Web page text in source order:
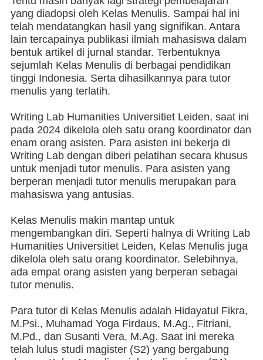
yang diadopsi oleh Kelas Menulis. Sampai hal ini
telah mendatangkan hasil yang signifikan. Antara
lain tercapainya publikasi ilmiah mahasiswa dalam
bentuk artikel di jurnal standar. Terbentuknya
sejumlah Kelas Menulis di berbagai pendidikan
tinggi Indonesia. Serta dihasilkannya para tutor
menulis yang terlatih.
Writing Lab Humanities Universitiet Leiden, saat ini
pada 2024 dikelola oleh satu orang koordinator dan
enam orang asisten. Para asisten ini bekerja di
Writing Lab dengan diberi pelatihan secara khusus
untuk menjadi tutor menulis. Para asisten yang
berperan menjadi tutor menulis merupakan para
mahasiswa yang antusias.
Kelas Menulis makin mantap untuk
mengembangkan diri. Seperti halnya di Writing Lab
Humanities Universitiet Leiden, Kelas Menulis juga
dikelola oleh satu orang koordinator. Selebihnya,
ada empat orang asisten yang berperan sebagai
tutor menulis.
Para tutor di Kelas Menulis adalah Hidayatul Fikra,
M.Psi., Muhamad Yoga Firdaus, M.Ag., Fitriani,
M.Pd., dan Susanti Vera, M.Ag. Saat ini mereka
telah lulus studi magister (S2) yang bergabung